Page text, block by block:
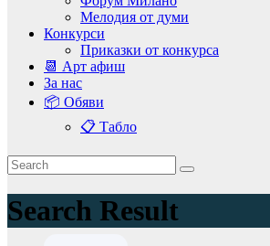
Мелодия от думи
Конкурси
Приказки от конкурса
📆 Арт афиш
За нас
📦 Обяви
📋 Табло
Search Result